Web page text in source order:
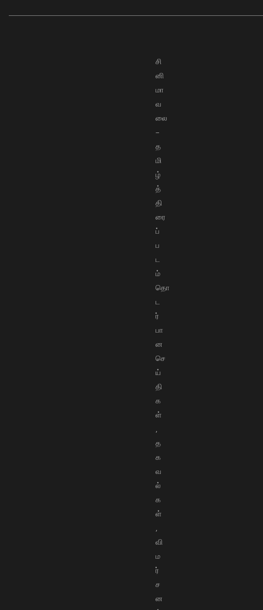
சி
னி
மா
வ
லை
–
த
மி
ழ்
த்
தி
ரை
ப்
ப
ட
ம்
தொ
ட
ர்
பா
ன
செ
ய்
தி
க
ள்
,
த
க
வ
ல்
க
ள்
,
வி
ம
ர்
ச
ன